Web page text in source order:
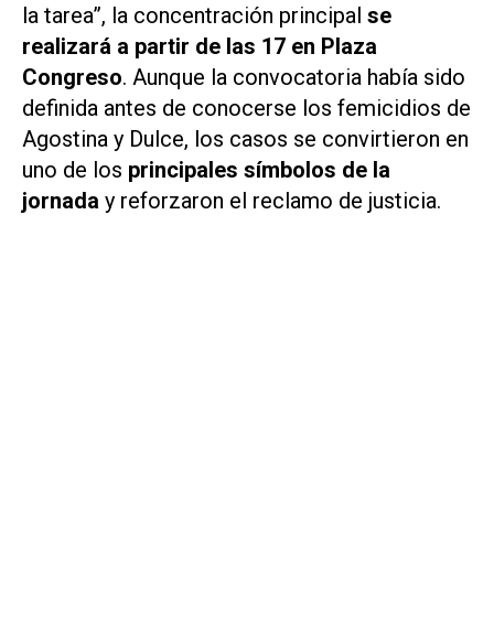
la tarea”, la concentración principal se
realizará a partir de las 17 en Plaza
Congreso. Aunque la convocatoria había sido
definida antes de conocerse los femicidios de
Agostina y Dulce, los casos se convirtieron en
uno de los principales símbolos de la
jornada y reforzaron el reclamo de justicia.